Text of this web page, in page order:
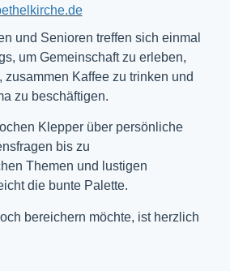
und Senioren treffen sich einmal
um Gemeinschaft zu erleben,
Kaffee zu trinken und
zu beschäftigen.
Klepper über persönliche
bis zu
Themen und lustigen
die bunte Palette.
bereichern möchte, ist herzlich